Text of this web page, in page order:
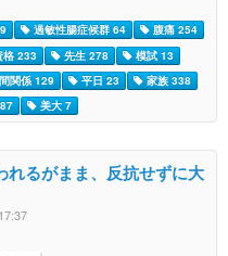
過敏性腸症候群 64
腹痛 254
格 233 先生 278
模試 13
関係 129 平日 23
家族 338
美大 7
れるがまま、反抗せずに大